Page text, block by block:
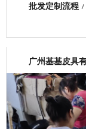
网商会会员
批发定制流程 /